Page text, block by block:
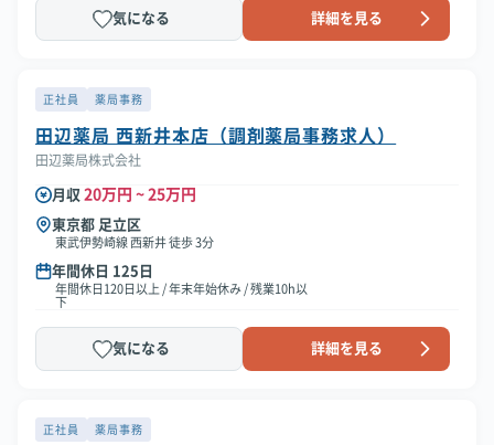
気になる 詳細を見る
正社員 薬局事務
田辺薬局 西新井本店（調剤薬局事務求人）
田辺薬局株式会社
月収 20万円 ~ 25万円
東京都 足立区
東武伊勢崎線 西新井 徒歩 3分
年間休日 125日
年間休日120日以上 / 年末年始休み / 残業10h以
下
気になる 詳細を見る
正社員 薬局事務